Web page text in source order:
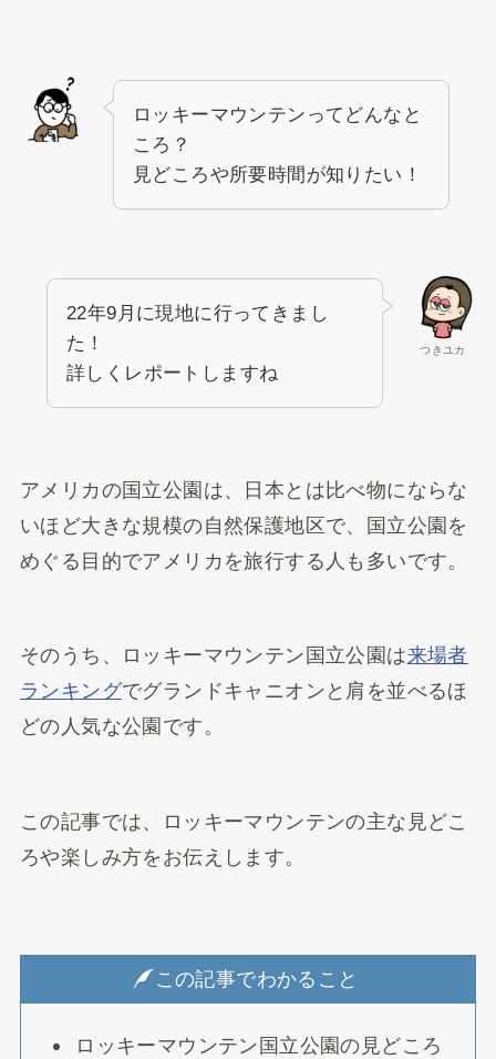
ロッキーマウンテンってどんなと
ころ？
見どころや所要時間が知りたい！
つきユカ
22年9月に現地に行ってきまし
た！
詳しくレポートしますね
アメリカの国立公園は、日本とは比べ物にならな
いほど大きな規模の自然保護地区で、国立公園を
めぐる目的でアメリカを旅行する人も多いです。
そのうち、ロッキーマウンテン国立公園は来場者
ランキングでグランドキャニオンと肩を並べるほ
どの人気な公園です。
この記事では、ロッキーマウンテンの主な見どこ
ろや楽しみ方をお伝えします。
この記事でわかること
ロッキーマウンテン国立公園の見どころ